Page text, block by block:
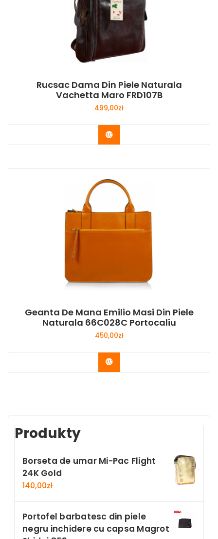
Rucsac Dama Din Piele Naturala
Vachetta Maro FRD107B
499,00zł
Buy Now
Geanta De Mana Emilio Masi Din Piele
Naturala 66C028C Portocaliu
450,00zł
Buy Now
Produkty
Borseta de umar Mi-Pac Flight
24K Gold
140,00zł
Portofel barbatesc din piele
negru inchidere cu capsa Magrot